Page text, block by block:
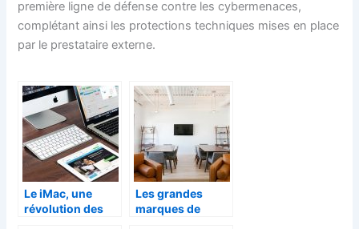
première ligne de défense contre les cybermenaces,
complétant ainsi les protections techniques mises en place
par le prestataire externe.
Le iMac, une
révolution des
Les grandes
marques de